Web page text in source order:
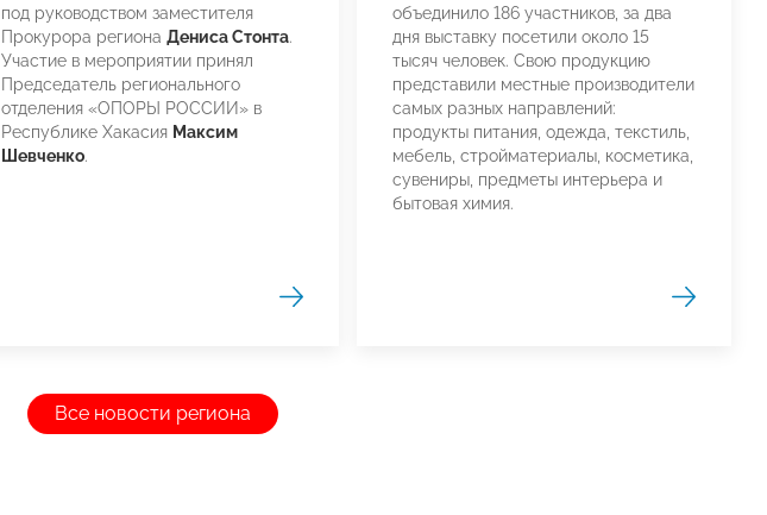
под руководством заместителя
Прокурора региона Дениса Стонта.
Участие в мероприятии принял
Председатель регионального
отделения «ОПОРЫ РОССИИ» в
Республике Хакасия Максим
Шевченко.
объединило 186 участников, за два
дня выставку посетили около 15
тысяч человек. Свою продукцию
представили местные производители
самых разных направлений:
продукты питания, одежда, текстиль,
мебель, стройматериалы, косметика,
сувениры, предметы интерьера и
бытовая химия.
Все новости региона